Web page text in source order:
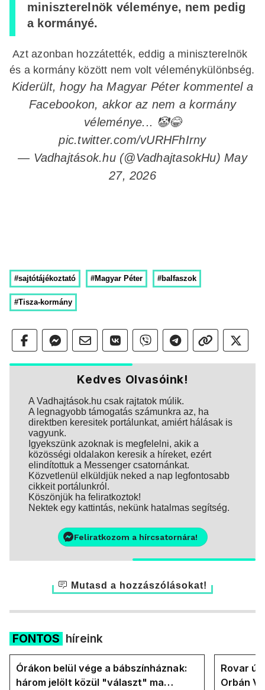
miniszterelnök véleménye, nem pedig
a kormányé.
Azt azonban hozzátették, eddig a miniszterelnök
és a kormány között nem volt véleménykülönbség.
Kiderült, hogy ha Magyar Péter kommentel a
Facebookon, akkor az nem a kormány
véleménye... 🤡😂
pic.twitter.com/vURHFhIrny
— Vadhajtások.hu (@VadhajtasokHu) May
27, 2026
#sajtótájékoztató #Magyar Péter #balfaszok
#Tisza-kormány
Kedves Olvasóink!
A Vadhajtások.hu csak rajtatok múlik.
A legnagyobb támogatás számunkra az, ha
direktben keresitek portálunkat, amiért hálásak is
vagyunk.
Igyekszünk azoknak is megfelelni, akik a
közösségi oldalakon keresik a híreket, ezért
elindítottuk a Messenger csatornánkat.
Közvetlenül elküldjük neked a nap legfontosabb
cikkeit portálunkról.
Köszönjük ha feliratkoztok!
Nektek egy kattintás, nekünk hatalmas segítség.
Feliratkozom a hírcsatornára!
Mutasd a hozzászólásokat!
FONTOS híreink
Órákon belül vége a bábszínháznak:
három jelölt közül "választ" ma
Rovar
Orbán